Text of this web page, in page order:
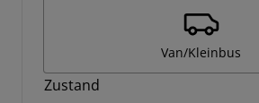
Van/Kleinbus
Zustand